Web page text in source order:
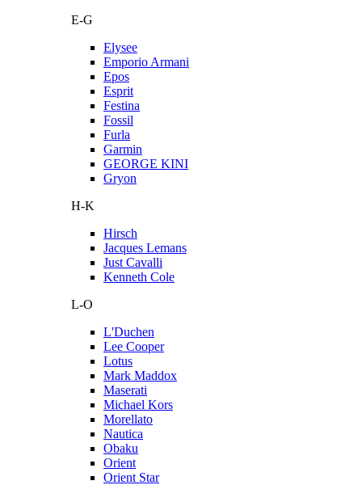
E-G
Elysee
Emporio Armani
Epos
Esprit
Festina
Fossil
Furla
Garmin
GEORGE KINI
Gryon
H-K
Hirsch
Jacques Lemans
Just Cavalli
Kenneth Cole
L-O
L'Duchen
Lee Cooper
Lotus
Mark Maddox
Maserati
Michael Kors
Morellato
Nautica
Obaku
Orient
Orient Star